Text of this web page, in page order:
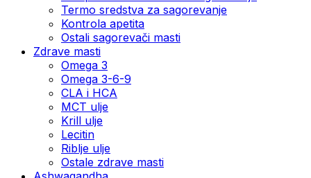
Termo sredstva za sagorevanje
Kontrola apetita
Ostali sagorevači masti
Zdrave masti
Omega 3
Omega 3-6-9
CLA i HCA
MCT ulje
Krill ulje
Lecitin
Riblje ulje
Ostale zdrave masti